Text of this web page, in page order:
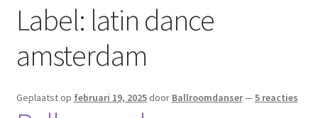
Label: latin dance
amsterdam
Geplaatst op februari 19, 2025 door Ballroomdanser—5 reacties